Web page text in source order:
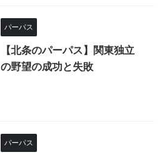
パーパス
【北条のパーパス】関東独立
の野望の成功と失敗
パーパス